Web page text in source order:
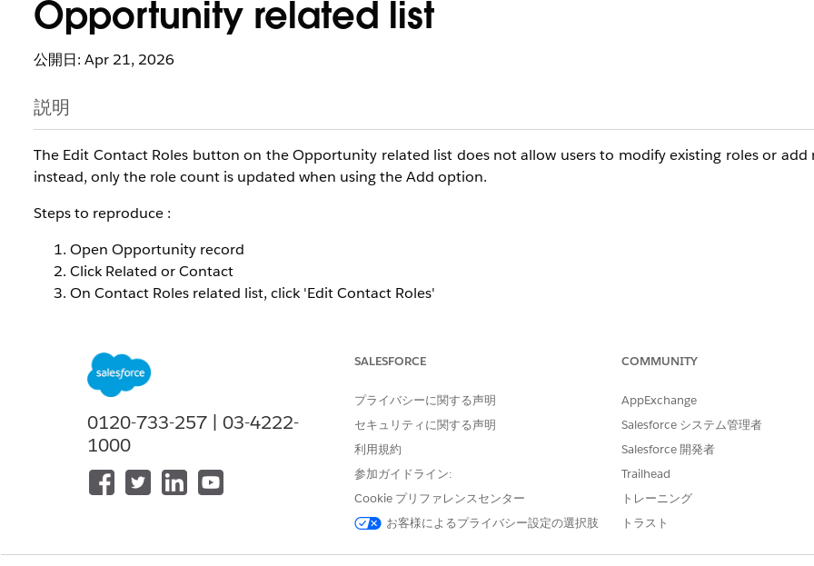
Opportunity related list
公開日: Apr 21, 2026
説明
The Edit Contact Roles button on the Opportunity related list does not allow users to modify existing roles or add
instead, only the role count is updated when using the Add option.
Steps to reproduce :
Open Opportunity record
Click Related or Contact
On Contact Roles related list, click 'Edit Contact Roles'
This behavior occurs when inline editing on list views is disabled for the organization.
To verify whether inline editing is disabled in your organization, open any list view and attempt to edit a field directly
If inline editing is not available, contact Salesforce Support to request enabling the inline editing feature for
Alternatively, Contact Roles can be edited individually by accessing each record through the list view dropdown
0120-733-257 | 03-4222-
1000
SALESFORCE
プライバシーに関する声明
セキュリティに関する声明
利用規約
参加ガイドライン:
Cookie プリファレンスセンター
お客様によるプライバシー設定の選択肢
COMMUNITY
AppExchange
Salesforce システム管理者
Salesforce 開発者
Trailhead
トレーニング
トラスト